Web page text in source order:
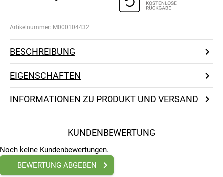
Artikelnummer: M000104432
BESCHREIBUNG
EIGENSCHAFTEN
INFORMATIONEN ZU PRODUKT UND VERSAND
KUNDENBEWERTUNG
Noch keine Kundenbewertungen.
BEWERTUNG ABGEBEN